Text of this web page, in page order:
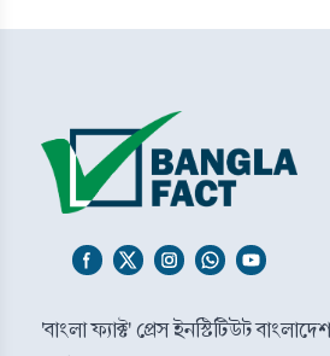
'বাংলা ফ্যাক্ট' প্রেস ইনস্টিটিউট